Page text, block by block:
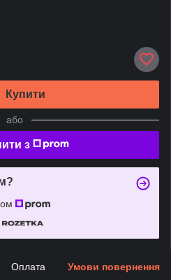
Купити
або
з
Оплата Умови повернення